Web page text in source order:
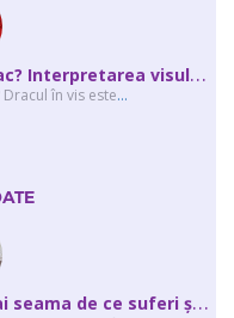
C
e înseamnă când visezi un drac? Interpretarea visului în care apar unul sau...
în vis este...
A
lergie sau răceală – cum îţi dai seama de ce suferi și de ce conteaz...